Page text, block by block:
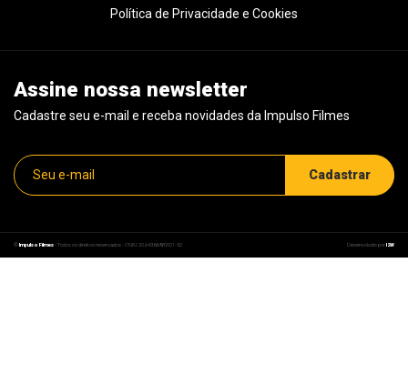
Política de Privacidade e Cookies
Assine nossa newsletter
Cadastre seu e-mail e receba novidades da Impulso Filmes
©Impulso Filmes- Todos os direitos reservados - CNPJ: 20.843.669/0001-52 Desenvolvido porI2W